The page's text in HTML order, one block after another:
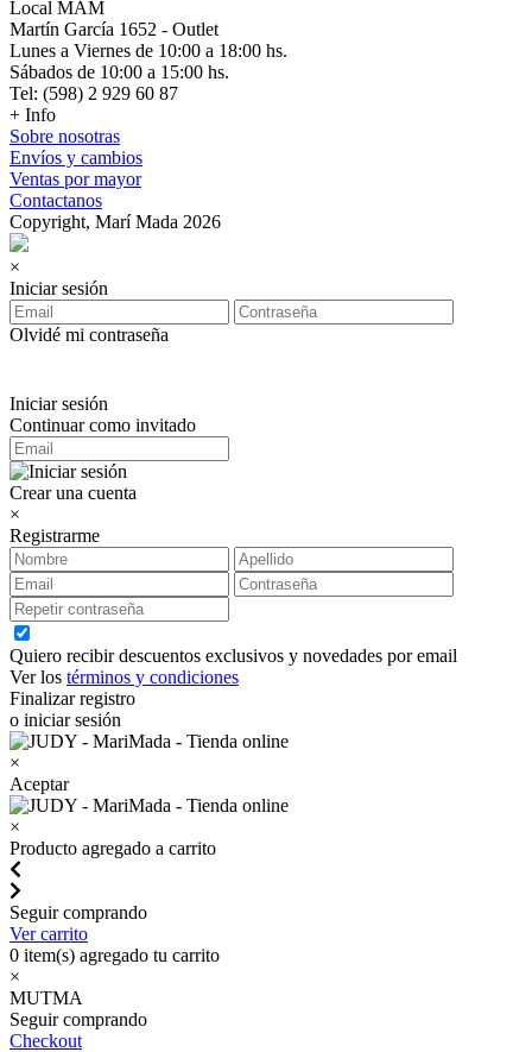
Local MAM
Martín García 1652 - Outlet
Lunes a Viernes de 10:00 a 18:00 hs.
Sábados de 10:00 a 15:00 hs.
Tel: (598) 2 929 60 87
+ Info
Sobre nosotras
Envíos y cambios
Ventas por mayor
Contactanos
Copyright, Marí Mada 2026
×
Iniciar sesión
Olvidé mi contraseña
Iniciar sesión
Continuar como invitado
Crear una cuenta
×
Registrarme
Quiero recibir descuentos exclusivos y novedades por email
Ver los términos y condiciones
Finalizar registro
o iniciar sesión
×
Aceptar
×
Producto agregado a carrito
Seguir comprando
Ver carrito
0 item(s) agregado tu carrito
×
MUTMA
Seguir comprando
Checkout